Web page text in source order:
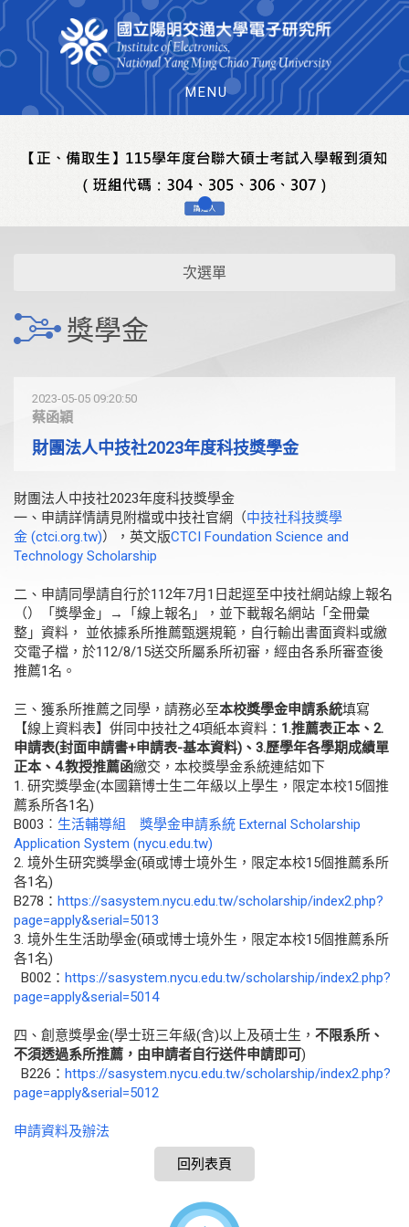
MENU
次選單
獎學金
2023-05-05 09:20:50
蔡函穎
財團法人中技社2023年度科技獎學金
財團法人中技社2023年度科技獎學金
一、申請詳情請見附檔或中技社官網（中技社科技獎學
金 (ctci.org.tw)），英文版CTCI Foundation Science and
Technology Scholarship
二、申請同學請自行於112年7月1日起逕至中技社網站線上報名
（）「獎學金」→
「線上報名」，並下載報名網站「全冊彙
整」資料， 並依據系所推薦甄選規範，自行輸出書面資料或繳
交電子檔，於112/8/15送交所屬系所初審，經由各系所審查後
推薦1名。
三、獲系所推薦之同學，請務必至本校獎學金申請系統填寫
【線上資料表】倂同中技社之4項紙本資料： 1.推薦表正本、2.
申請表(封面申請書+申請表-基本資料)、3.歷學年各學期成績單
正本、 4.教授推薦函繳交，本校獎學金系統連結如下
1. 研究獎學金(本國籍博士生二年級以上學生，限定本校15個推
薦系所各1名)
B003︰ 生活輔導組 獎學金申請系統 External Scholarship
Application System (nycu.edu.tw)
2. 境外生研究獎學金(碩或博士境外生，限定本校15個推薦系所
各1名)
B278： https://sasystem.nycu.edu.tw/scholarship/index2.php?
page=apply&serial=5013
3. 境外生生活助學金(碩或博士境外生，限定本校15個推薦系所
各1名)
B002： https://sasystem.nycu.edu.tw/scholarship/index2.php?
page=apply&serial=5014
四、創意獎學金(學士班三年級(含)以上及碩士生， 不限系所、
不須透過系所推薦，由申請者自行送件申請即可)
B226： https://sasystem.nycu.edu.tw/scholarship/index2.php?
page=apply&serial=5012
申請資料及辦法
回列表頁